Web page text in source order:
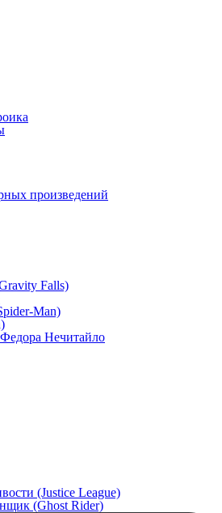
произведений
Falls)
Man)
Нечитайло
(Justice League)
(Ghost Rider)